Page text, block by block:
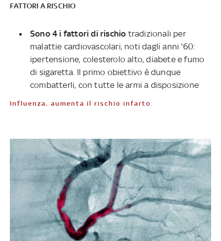
FATTORI A RISCHIO
Sono 4 i fattori di rischio tradizionali per
malattie cardiovascolari, noti dagli anni '60:
ipertensione, colesterolo alto, diabete e fumo
di sigaretta. Il primo obiettivo è dunque
combatterli, con tutte le armi a disposizione
Influenza, aumenta il rischio infarto